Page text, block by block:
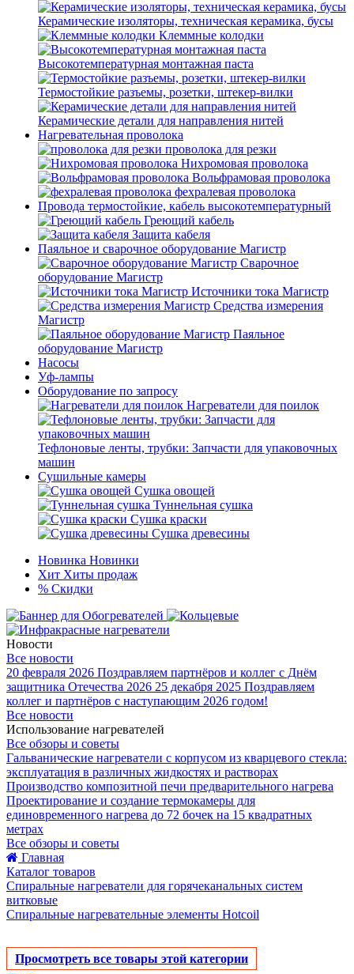
Керамические изоляторы, техническая керамика, бусы
Клеммные колодки
Высокотемпературная монтажная паста
Термостойкие разъемы, розетки, штекер-вилки
Керамические детали для направления нитей
Нагревательная проволока
проволока для резки
Нихромовая проволока
Вольфрамовая проволока
фехралевая проволока
Провода термостойкие, кабель высокотемпературный
Греющий кабель
Защита кабеля
Паяльное и сварочное оборудование Магистр
Сварочное
оборудование Магистр
Источники тока Магистр
Средства измерения
Магистр
Паяльное
оборудование Магистр
Насосы
Уф-лампы
Оборудование по запросу
Нагреватели для поилок
Тефлоновые ленты, трубки: Запчасти для упаковочных
машин
Сушильные камеры
Сушка овощей
Туннельная сушка
Сушка краски
Сушка древесины
Новинка Новинки
Хит Хиты продаж
% Скидки
Новости
Все новости
20 февраля 2026 Поздравляем партнёров и коллег с Днём
защитника Отечества 2026 25 декабря 2025 Поздравляем
коллег и партнёров с наступающим 2026 годом!
Все новости
Использование нагревателей
Все обзоры и советы
Гальванические нагреватели с корпусом из кварцевого стекла:
эксплуатация в различных жидкостях и растворах
Производство композитной печи предварительного нагрева
Проектирование и создание термокамеры для
единовременного нагрева до 72 бочек на 15 квадратных
метрах
Все обзоры и советы
Главная
Каталог товаров
Спиральные нагреватели для горячеканальных систем
витковые
Спиральные нагревательные элементы Hotcoil
Просмотреть все товары этой категории